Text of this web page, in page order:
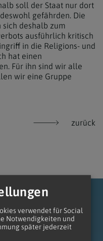
soll der Staat nur dort
gefährden. Die
sich deshalb zum
ausführlich kritisch
in die Religions- und
hat einen
Für ihn sind wir alle
wir eine Gruppe
zurück
verwendet für Social
Notwendigkeiten und
später jederzeit